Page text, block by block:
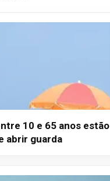
10 e 65 anos estão
abrir guarda